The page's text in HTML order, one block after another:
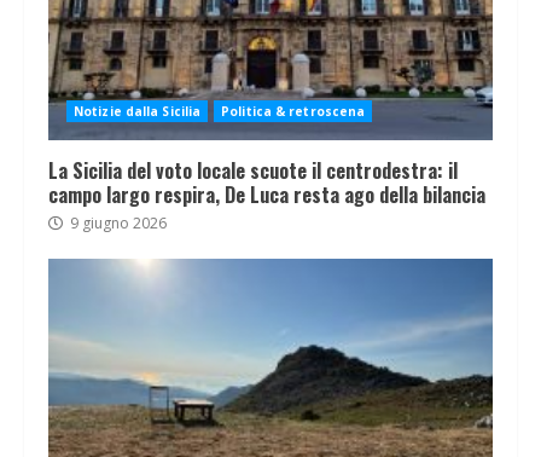
Notizie dalla Sicilia Politica & retroscena
La Sicilia del voto locale scuote il centrodestra: il
campo largo respira, De Luca resta ago della bilancia
9 giugno 2026